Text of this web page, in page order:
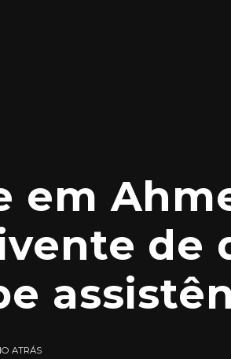
em
de
ATRÁS